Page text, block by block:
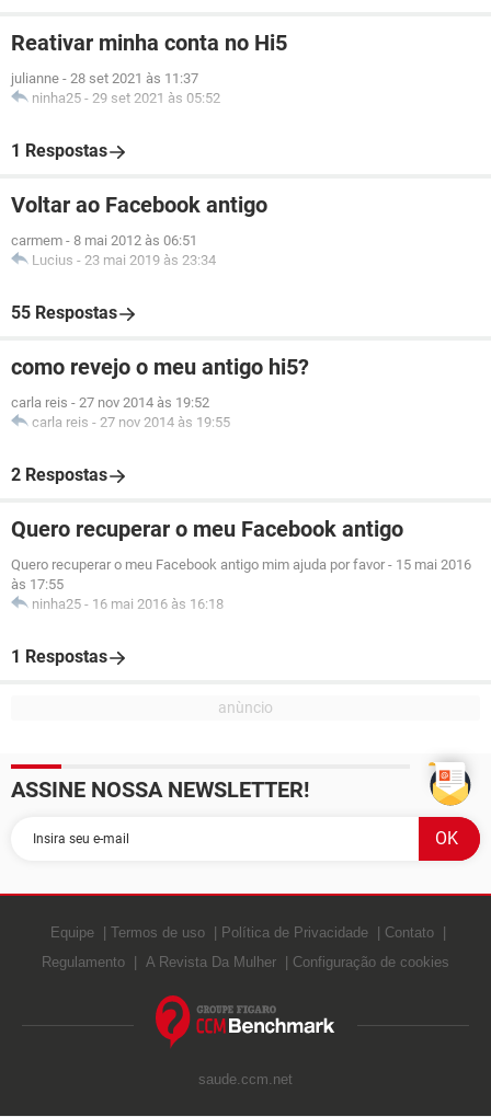
Reativar minha conta no Hi5
julianne - 28 set 2021 às 11:37
ninha25 - 29 set 2021 às 05:52
1 Respostas
Voltar ao Facebook antigo
carmem - 8 mai 2012 às 06:51
Lucius - 23 mai 2019 às 23:34
55 Respostas
como revejo o meu antigo hi5?
carla reis - 27 nov 2014 às 19:52
carla reis - 27 nov 2014 às 19:55
2 Respostas
Quero recuperar o meu Facebook antigo
Quero recuperar o meu Facebook antigo mim ajuda por favor - 15 mai 2016
às 17:55
ninha25 - 16 mai 2016 às 16:18
1 Respostas
ASSINE NOSSA NEWSLETTER!
Equipe Termos de uso Política de Privacidade
Contato
Regulamento
A Revista Da Mulher Configuração de cookies
saude.ccm.net